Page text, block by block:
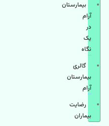
بیمارستان
آرام
در
یک
نگاه
گالری
بیمارستان
آرام
رضایت
بیماران